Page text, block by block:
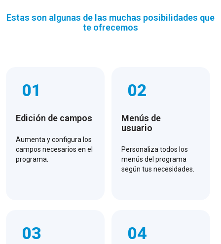
Estas son algunas de las muchas posibilidades que
te ofrecemos
01
Edición de campos
Aumenta y configura los
campos necesarios en el
programa.
02
Menús de
usuario
Personaliza todos los
menús del programa
según tus necesidades.
03 04